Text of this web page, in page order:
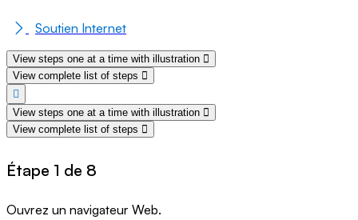
Soutien Internet
View steps one at a time with illustration
View complete list of steps
View steps one at a time with illustration
View complete list of steps
Étape 1 de 8
Ouvrez un navigateur Web.